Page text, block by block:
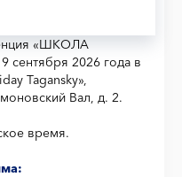
«ШКОЛА
2026 года в
Tagansky»,
Вал, д. 2.
время.